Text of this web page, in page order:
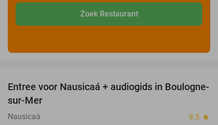
Zoek Restaurant
27%
Entree voor Nausicaá + audiogids in Boulogne-
sur-Mer
Nausicaá 9.5 star